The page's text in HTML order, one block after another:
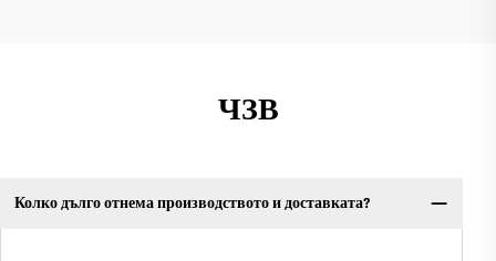
ЧЗВ
Колко дълго отнема производството и доставката?